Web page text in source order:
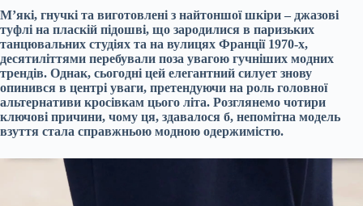
М’які, гнучкі та виготовлені з найтоншої шкіри – джазові
туфлі на пласкій підошві, що зародилися в паризьких
танцювальних студіях та на вулицях Франції 1970-х,
десятиліттями перебували поза увагою гучніших модних
трендів. Однак, сьогодні цей елегантний силует знову
опинився в центрі уваги, претендуючи на роль головної
альтернативи кросівкам цього літа. Розглянемо чотири
ключові причини, чому ця, здавалося б, непомітна модель
взуття стала справжньою модною одержимістю.